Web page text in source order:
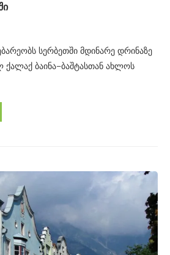
სერბეთში მდინარე დრინაზე
ბაინა–ბაშტასთან ახლოს